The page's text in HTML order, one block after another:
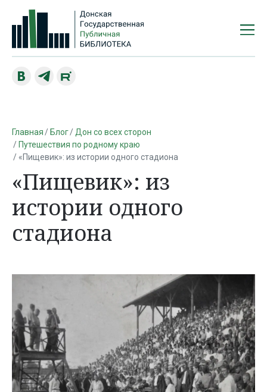
Главная Блог
Дон со всех сторон
Путешествия по родному краю
«Пищевик»: из истории одного стадиона
«Пищевик»: из
истории одного
стадиона